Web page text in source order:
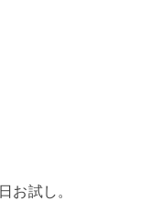
お試し。